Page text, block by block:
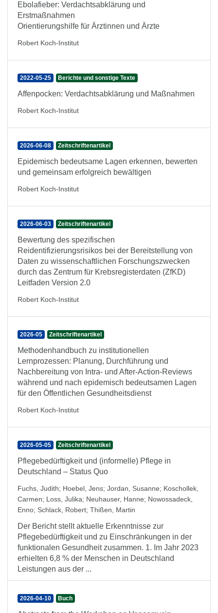
Ebolafieber: Verdachtsabklärung und
Erstmaßnahmen
Orientierungshilfe für Ärztinnen und Ärzte
Robert Koch-Institut
2022-05-25 Berichte und sonstige Texte
Affenpocken: Verdachtsabklärung und Maßnahmen
Robert Koch-Institut
2026-06-08 Zeitschriftenartikel
Epidemisch bedeutsame Lagen erkennen, bewerten
und gemeinsam erfolgreich bewältigen
Robert Koch-Institut
2026-06-03 Zeitschriftenartikel
Bewertung des spezifischen
Reidentifizierungsrisikos bei der Bereitstellung von
Daten zu wissenschaftlichen Forschungszwecken
durch das Zentrum für Krebsregisterdaten (ZfKD)
Leitfaden Version 2.0
Robert Koch-Institut
2026-05 Zeitschriftenartikel
Methodenhandbuch zu institutionellen
Lernprozessen: Planung, Durchführung und
Nachbereitung von Intra- und After-Action-Reviews
während und nach epidemisch bedeutsamen Lagen
für den Öffentlichen Gesundheitsdienst
Robert Koch-Institut
2026-05-05 Zeitschriftenartikel
Pflegebedürftigkeit und (informelle) Pflege in
Deutschland – Status Quo
Fuchs, Judith; Hoebel, Jens; Jordan, Susanne; Koschollek,
Carmen; Loss, Julika; Neuhauser, Hanne; Nowossadeck,
Enno; Schlack, Robert; Thißen, Martin
Der Bericht stellt aktuelle Erkenntnisse zur
Pflegebedürftigkeit und zu Einschränkungen in der
funktionalen Gesundheit zusammen. 1. Im Jahr 2023
erhielten 6,8 % der Menschen in Deutschland
Leistungen aus der ...
2026-04-10 Buch